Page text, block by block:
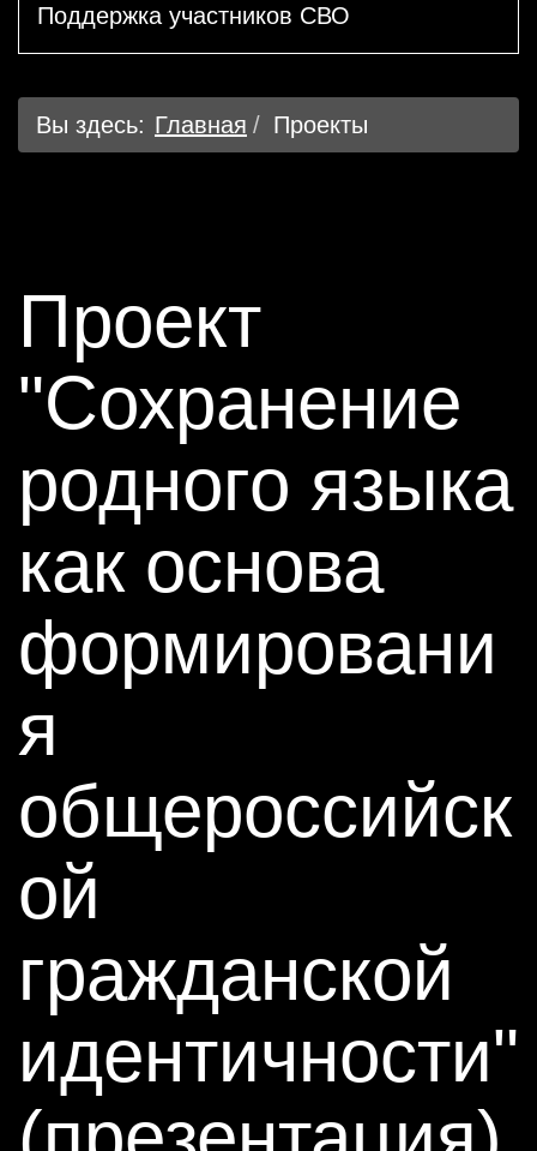
Поддержка участников СВО
Вы здесь: Главная Проекты
Проект
"Сохранение
родного языка
как основа
формировани
я
общероссийск
ой
гражданской
идентичности"